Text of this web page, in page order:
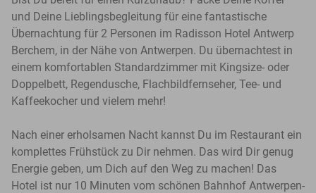
und Deine Lieblingsbegleitung für eine fantastische
Übernachtung für 2 Personen im Radisson Hotel Antwerp
Berchem, in der Nähe von Antwerpen. Du übernachtest in
einem komfortablen Standardzimmer mit Kingsize- oder
Doppelbett, Regendusche, Flachbildfernseher, Tee- und
Kaffeekocher und vielem mehr!
Nach einer erholsamen Nacht kannst Du im Restaurant ein
komplettes Frühstück zu Dir nehmen. Das wird Dir genug
Energie geben, um Dich auf den Weg zu machen! Das
Hotel ist nur 10 Minuten vom schönen Bahnhof Antwerpen-